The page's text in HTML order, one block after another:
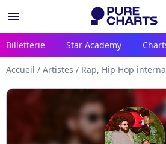
menu
Billetterie Star Academy
Accueil / Artistes / Rap, Hip Hop